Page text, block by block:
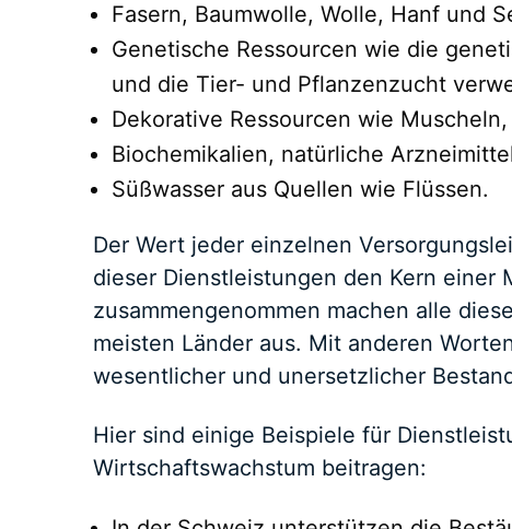
Fasern, Baumwolle, Wolle, Hanf und
Genetische Ressourcen wie die
und die Tier- und Pflanzenzucht
Dekorative Ressourcen wie
Biochemikalien, natürliche
Süßwasser aus Quellen wie Flüssen.
Der Wert jeder einzelnen
dieser Dienstleistungen den Kern
zusammengenommen machen alle
meisten Länder aus. Mit anderen
wesentlicher und unersetzlicher
Hier sind einige Beispiele für
Wirtschaftswachstum beitragen: